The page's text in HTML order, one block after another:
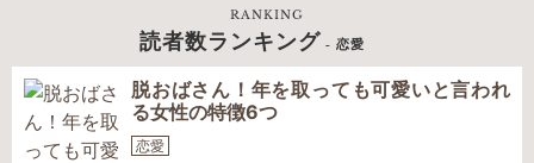
RANKING
読者数ランキング - 恋愛
脱おばさん！年を取っても可愛いと言われ
る女性の特徴6つ
恋愛